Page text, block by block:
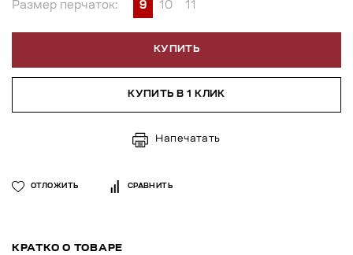
Размер перчаток: 9 10 11
КУПИТЬ
КУПИТЬ В 1 КЛИК
Напечатать
ОТЛОЖИТЬ СРАВНИТЬ
КРАТКО О ТОВАРЕ